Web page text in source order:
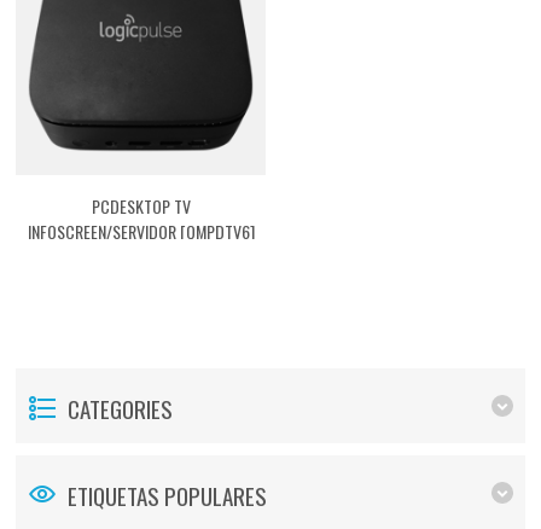
PCDESKTOP TV
INFOSCREEN/SERVIDOR [QMPDTV6]
CATEGORIES
ETIQUETAS POPULARES